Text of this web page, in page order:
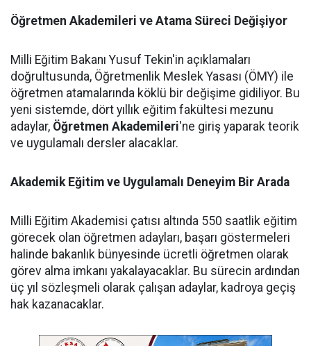
Öğretmen Akademileri ve Atama Süreci Değişiyor
Milli Eğitim Bakanı Yusuf Tekin'in açıklamaları
doğrultusunda, Öğretmenlik Meslek Yasası (ÖMY) ile
öğretmen atamalarında köklü bir değişime gidiliyor. Bu
yeni sistemde, dört yıllık eğitim fakültesi mezunu
adaylar, Öğretmen Akademileri'ne giriş yaparak teorik
ve uygulamalı dersler alacaklar.
Akademik Eğitim ve Uygulamalı Deneyim Bir Arada
Milli Eğitim Akademisi çatısı altında 550 saatlik eğitim
görecek olan öğretmen adayları, başarı göstermeleri
halinde bakanlık bünyesinde ücretli öğretmen olarak
görev alma imkanı yakalayacaklar. Bu sürecin ardından
üç yıl sözleşmeli olarak çalışan adaylar, kadroya geçiş
hak kazanacaklar.